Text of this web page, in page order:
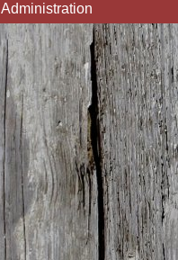
Administration